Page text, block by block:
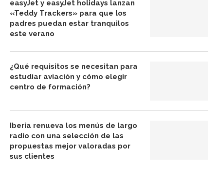
easyJet y easyJet holidays lanzan
«Teddy Trackers» para que los
padres puedan estar tranquilos
este verano
¿Qué requisitos se necesitan para
estudiar aviación y cómo elegir
centro de formación?
Iberia renueva los menús de largo
radio con una selección de las
propuestas mejor valoradas por
sus clientes